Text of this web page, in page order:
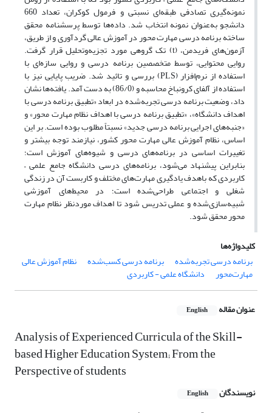
نمونه‌گیری تصادفی طبقه‌ای نسبتی و فرمول کوکران، تعداد 660
دانشجو به‌عنوان نمونه انتخاب شد. داده‌ها توسط پرسشنامه محقق
ساخته برنامه درسی مهارت محور در آموزش عالی گردآوری و از طریق،
آزمون‌های فریدمن، (t) تک گروهی مورد تجزیه‌وتحلیل قرار گرفت.
روایی محتوایی، توسط متخصصین برنامه درسی و روایی سازه‌ای با
استفاده از نرم‌افزار (PLS) بررسی و تائید شد. ضریب پایایی نیز با
استفاده از آلفای کرونباخ محاسبه و (86/0) به دست آمد. یافته‌ها نشان
داد، وضعیت برنامه درسی تجربه‌شده در ابعاد «تطبیق برنامه درسی با
اهداف دانشگاه»، «تطبیق برنامه درسی با اهداف نظام مهارت محور» و
«جنبه‌های اجرایی برنامه درسی جدید» نسبتاً مطلوب بوده است. بر این
اساس، نظام آموزش عالی مهارت محور کشور، نیازمند توجه بیشتر و
تغییرات اساسی در برنامه‌های درسی و شیوه‌های آموزش است؛
بنابراین پیشنهاد می‌شود، برنامه‌های درسی دانشگاه جامع علمی –
کاربردی که باهدف یادگیری مهارت‌های مختلف و کاربست آن در زندگی
شغلی و اجتماعی طراحی‌شده است؛ در محیط‌های آموزشی
شبیه‌سازی‌شده و عملی تدریس شود تا اهداف موردنظر نظام مهارت
محور محقق شود.
کلیدواژه‌ها
برنامه درسی تجربه‌شده
برنامه درسی کسب‌شده نظام آموزش عالی
مهارت‌محور دانشگاه علمی - کاربردی
عنوان مقاله English
Analysis of Experienced Curricula of the Skill-
based Higher Education System; From the
Perspective of students
نویسندگان English